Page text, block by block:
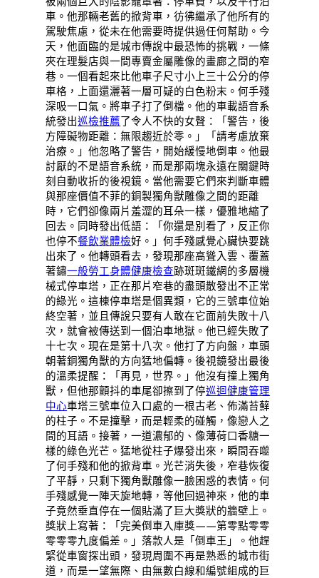
車。他那輛老舊的掀背車，彷彿繼承了他所有的
駕駛焦慮，從未在他需要時提供過任何幫助。今
天，他面臨的是城市傳說中最恐怖的挑戰，一條
夾在理髮店與一間專賣金屬雕像的畫廊之間的窄
巷。一個看起來比他車子尺寸小上三十公分的停
車格，上面還灑著一層可疑的白色粉末。何手殘
深吸一口氣。將車子打了倒檔。他的車載語音系
統發出巡檢推薦了令人不快的女聲：「警告，後
方障礙物距離：無限趨近於零。」「請考慮放棄
治療。」他忽略了警告，開始緩慢地倒車。他最
討厭的不是語音系統，而是那兩塊永遠在關鍵時
刻自動收折的後視鏡。當他需要它們來判斷車體
與那座價值不菲的銅製獨角獸雕像之間的距離
時，它們卻像兩片羞澀的耳朵一樣，優雅地縮了
回去。同時發出低語：「你還是別看了，反正你
也停不餐飲業體檢好。」何手殘感覺心臟快要跳
出來了。他轉頭看去，發現那座高聳入雲、覆蓋
著鏽一般勞工身體健康檢查跡斑斑鐵網的多層機
械式停車塔，正在那片窄巷的盡頭散發出不正常
的綠光。這棟停車塔是個異類，它的三號車位始
終空著，並且傳說只要有人敢在它面前失敗十八
次，就會被傳送到一個泊車地獄。他已經失敗了
十七次。現在是第十八次。他打了方向盤，車頭
朝著銅獨角獸的方向猛地偏轉。後視鏡發出最後
的溫柔提醒：「再見，世界。」他沒有撞上獨角
獸，但他那顫抖的車尾卻擦到了停巡迴健康管理
中心車塔三號車位入口處的一根古老、佈滿苔蘚
的柱子。不是撞擊，而是輕柔的碰觸，像戀人之
間的耳語。接著，一道濃郁的、像薄荷口香糖一
樣的綠色光芒。猛地從柱子爆發出來，瞬間吞噬
了何手殘和他的掀背車。光芒消失後，窄巷恢復
了平靜，只剩下獨角獸雕像一臉困惑的表情。何
手殘感覺一陣天旋地轉，等他回過神來，他的車
子竟然垂直停在一個貼滿了巨大獎狀的牆壁上。
獎狀上寫著：「完美倒車入庫獎——第零點零零
零零零九度偏差。」落款人是「倒車王」。他趕
緊從車窗探出頭，發現周圍不再是熟悉的城市街
道，而是一望無際、由無數白線和編號組成的巨